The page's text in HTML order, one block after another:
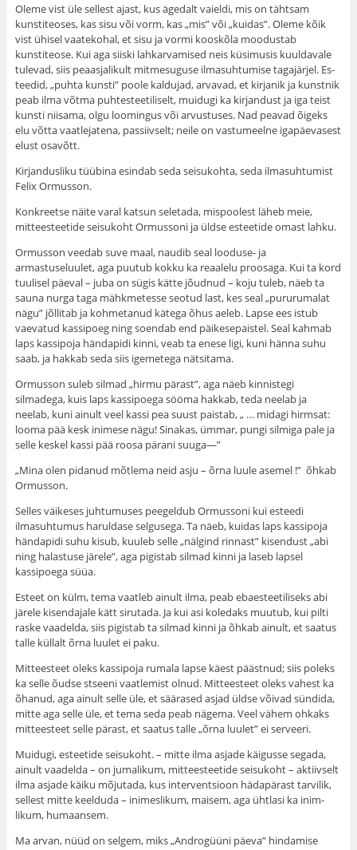
Oleme vist üle sellest ajast, kus ägedalt vaieldi, mis on tähtsam
kunstiteoses, kas sisu või vorm, kas „mis” või „kuidas”. Oleme kõik
vist ühisel vaatekohal, et sisu ja vormi kooskõla moodustab
kunstiteose. Kui aga siiski lahkarvamised neis küsimusis kuuldavale
tulevad, siis peaasjalikult mitmesuguse ilmasuhtumise tagajärjel. Es­
teedid, „puhta kunsti” poole kaldujad, arvavad, et kirjanik ja kunstnik
peab ilma võtma puhtesteetiliselt, muidugi ka kirjandust ja iga teist
kunsti niisama, olgu loomingus või arvustuses. Nad peavad õigeks
elu võtta vaatlejatena, passiivselt; neile on vastumeelne igapäevasest
elust osavõtt.
Kirjandusliku tüübina esindab seda seisukohta, seda ilmasuhtumist
Felix Ormusson.
Konkreetse näite varal katsun seletada, mispoolest läheb meie,
mitteesteetide seisukoht Ormussoni ja üldse esteetide omast lahku.
Ormusson veedab suve maal, naudib seal looduse- ja
armastuseluulet, aga puutub kokku ka reaalelu proosaga. Kui ta kord
tuulisel päeval – juba on sügis kätte jõudnud – koju tuleb, näeb ta
sauna nurga taga mähkmetesse seotud last, kes seal „pururumalat
nägu” jõllitab ja kohmetanud kätega õhus aeleb. Lapse ees istub
vaeva­tud kassipoeg ning soendab end päikesepaistel. Seal kah­mab
laps kassipoja händapidi kinni, veab ta enese ligi, kuni hänna suhu
saab, ja hakkab seda siis igemetega nätsitama.
Ormusson suleb silmad „hirmu pärast”, aga näeb kinnistegi
silmadega, kuis laps kassipoega sööma hakkab, teda neelab ja
neelab, kuni ainult veel kassi pea suust paistab, „ … midagi hirmsat:
looma pää kesk inimese nägu! Sinakas, ümmar, pungi silmiga pale ja
selle keskel kassi pää roosa pärani suuga—”
„Mina olen pidanud mõtlema neid asju – õrna luule asemel !” õhkab
Ormusson.
Selles väikeses juhtumuses peegeldub Ormussoni kui esteedi
ilmasuhtumus haruldase selgusega. Ta näeb, kuidas laps kassipoja
händapidi suhu kisub, kuuleb selle „nälgind rinnast” kisendust „abi
ning halastuse järele”, aga pigistab silmad kinni ja laseb lapsel
kassipoega süüa.
Esteet on külm, tema vaatleb ainult ilma, peab ebaesteetiliseks abi
järele kisendajale kätt sirutada. Ja kui asi koledaks muutub, kui pilti
raske vaadelda, siis pigistab ta silmad kinni ja õhkab ainult, et saatus
talle küllalt õrna luulet ei paku.
Mitteesteet oleks kassipoja rumala lapse käest päästnud; siis poleks
ka selle õudse stseeni vaatlemist olnud. Mitteesteet oleks vahest ka
õhanud, aga ainult selle üle, et säärased asjad üldse võivad sündida,
mitte aga selle üle, et tema seda peab nägema. Veel vähem ohkaks
mitteesteet selle pärast, et saatus talle „õrna luulet” ei serveeri.
Muidugi, esteetide seisukoht. – mitte ilma asjade käigusse segada,
ainult vaadelda – on jumalikum, mitteesteetide seisukoht – aktiivselt
ilma asjade käiku mõju­tada, kus interventsioon hädapärast tarvilik,
sellest mitte keelduda – inimeslikum, maisem, aga ühtlasi ka inim­
likum, humaansem.
Ma arvan, nüüd on selgem, miks „Androgüüni päeva” hindamise